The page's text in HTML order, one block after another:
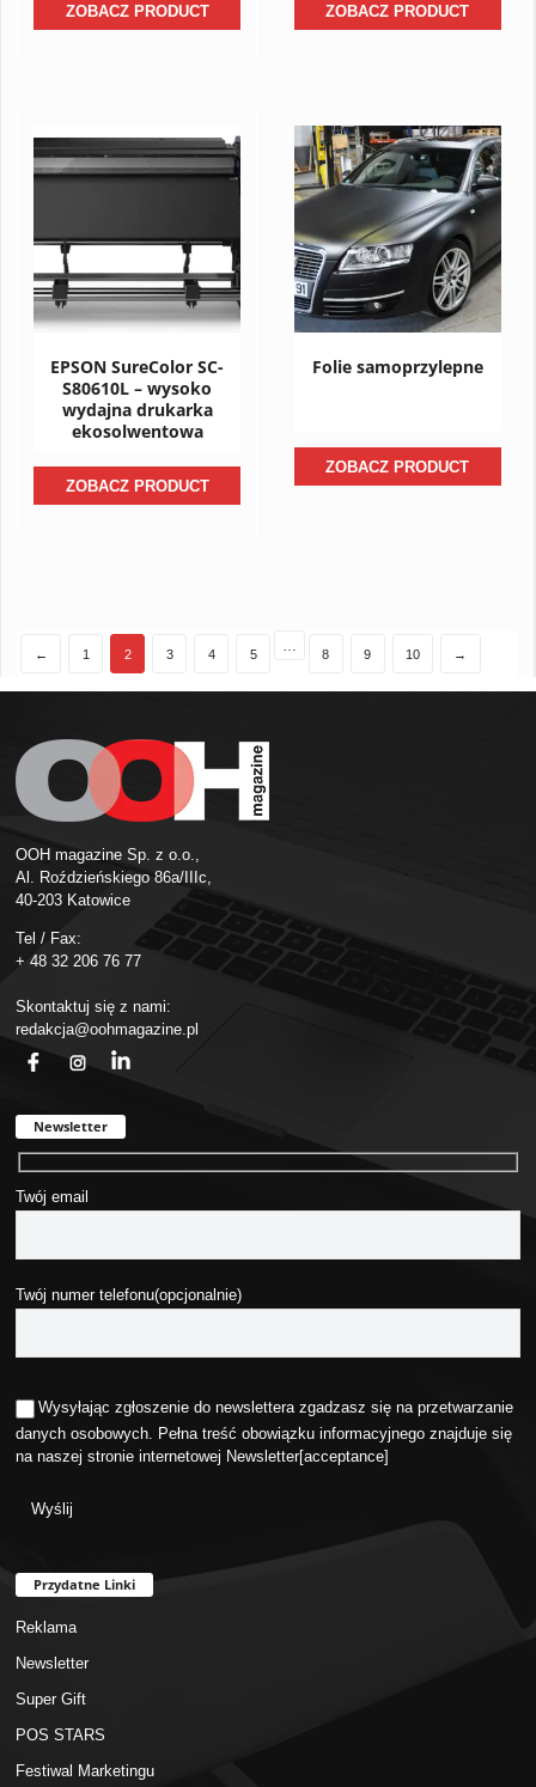
ZOBACZ PRODUCT ZOBACZ PRODUCT
EPSON SureColor SC-
S80610L – wysoko
wydajna drukarka
ekosolwentowa
ZOBACZ PRODUCT
Folie samoprzylepne
ZOBACZ PRODUCT
← 1 2 3 4 5 8 9 10 →
OOH magazine Sp. z o.o.,
Al. Roździeńskiego 86a/IIIc,
40-203 Katowice
Tel / Fax:
+ 48 32 206 76 77
Skontaktuj się z nami:
redakcja@oohmagazine.pl
Newsletter
Twój email
Twój numer telefonu(opcjonalnie)
Wysyłając zgłoszenie do newslettera zgadzasz się na przetwarzanie
danych osobowych. Pełna treść obowiązku informacyjnego znajduje się
na naszej stronie internetowej Newsletter[acceptance]
Przydatne Linki
Reklama
Newsletter
Super Gift
POS STARS
Festiwal Marketingu